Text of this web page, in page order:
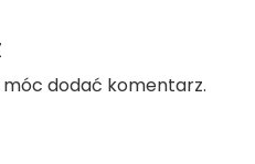
móc dodać komentarz.